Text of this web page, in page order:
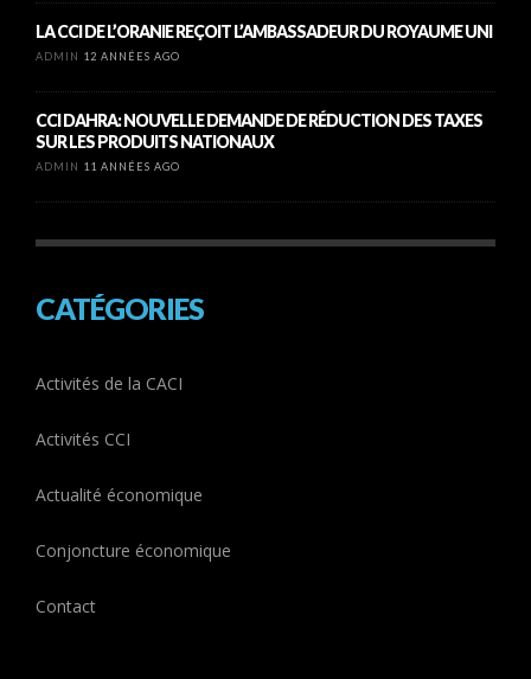
LA CCI DE L’ORANIE REÇOIT L’AMBASSADEUR DU ROYAUME UNI
ADMIN 12 ANNÉES AGO
CCI DAHRA: NOUVELLE DEMANDE DE RÉDUCTION DES TAXES
SUR LES PRODUITS NATIONAUX
ADMIN 11 ANNÉES AGO
CATÉGORIES
Activités de la CACI
Activités CCI
Actualité économique
Conjoncture économique
Contact